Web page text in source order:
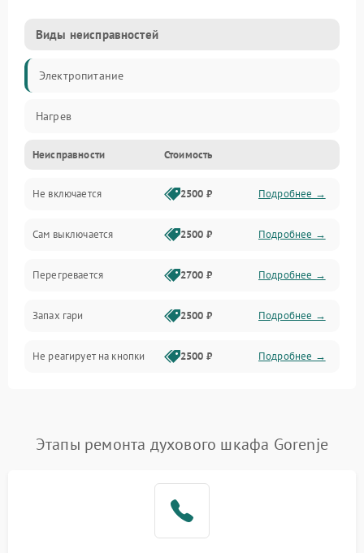
Виды неисправностей
Электропитание
Нагрев
Неисправности Стоимость
Не включается 2500 ₽ Подробнее →
Сам выключается 2500 ₽ Подробнее →
Перегревается 2700 ₽ Подробнее →
Запах гари 2500 ₽ Подробнее →
Не реагирует на кнопки 2500 ₽ Подробнее →
Этапы ремонта духового шкафа Gorenje